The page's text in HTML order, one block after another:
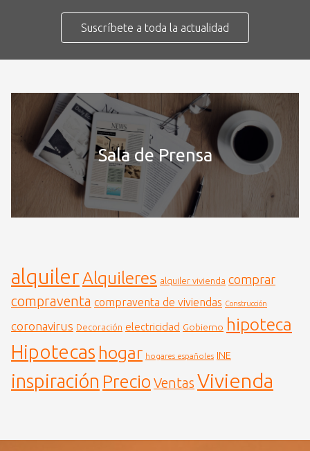
Suscríbete a toda la actualidad
Sala de Prensa
alquilerAlquileres alquiler vivienda comprar
compraventa compraventa de viviendas Construcción
coronavirus Decoración electricidad Gobierno hipoteca
Hipotecas hogar hogares españoles INE
inspiración Precio Ventas Vivienda